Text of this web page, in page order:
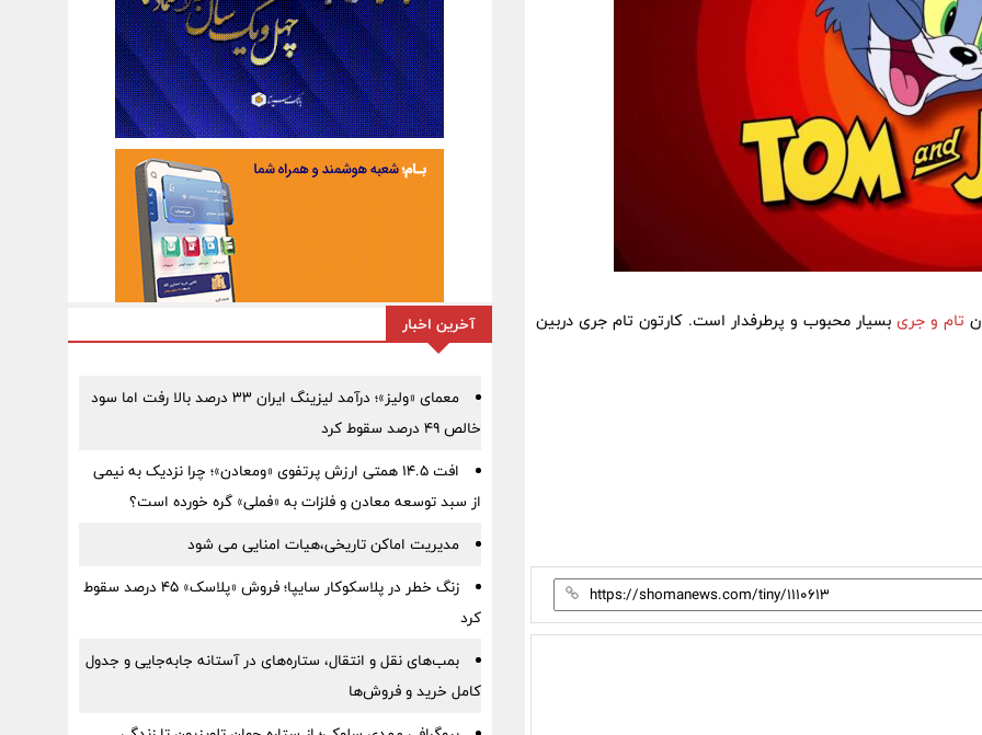
تام و جری بسیار محبوب و پرطرفدار است. کارتون تام جری دربین
آخرین اخبار
معمای «ولیز»؛ درآمد لیزینگ ایران ۳۳ درصد بالا رفت اما سود
خالص ۴۹ درصد سقوط کرد
افت ۱۴.۵ همتی ارزش پرتفوی «ومعادن»؛ چرا نزدیک به نیمی
از سبد توسعه معادن و فلزات به «فملی» گره خورده است؟
مدیریت اماکن تاریخی،هیات امنایی می شود
زنگ خطر در پلاسکوکار سایپا؛ فروش «پلاسک» ۴۵ درصد سقوط
کرد
بمب‌های نقل و انتقال، ستاره‌های در آستانه جابه‌جایی و جدول
کامل خرید و فروش‌ها